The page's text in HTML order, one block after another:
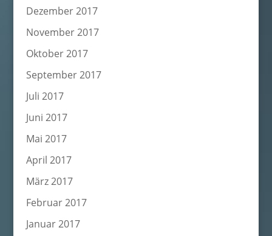
Dezember 2017
November 2017
Oktober 2017
September 2017
Juli 2017
Juni 2017
Mai 2017
April 2017
März 2017
Februar 2017
Januar 2017